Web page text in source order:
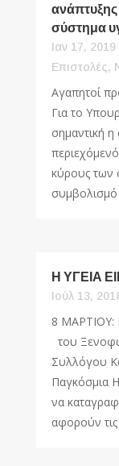
σύστημα
Ιαν 17, 2019|
Επιστολές,
Αγαπητοί
Για το
σημαντική
κύρους των
συμβολισμό
Η ΥΓΕΙΑ
Ιούλ 13,
8
του
Συλλόγου
Παγκόσμια
να
αφορούν τις